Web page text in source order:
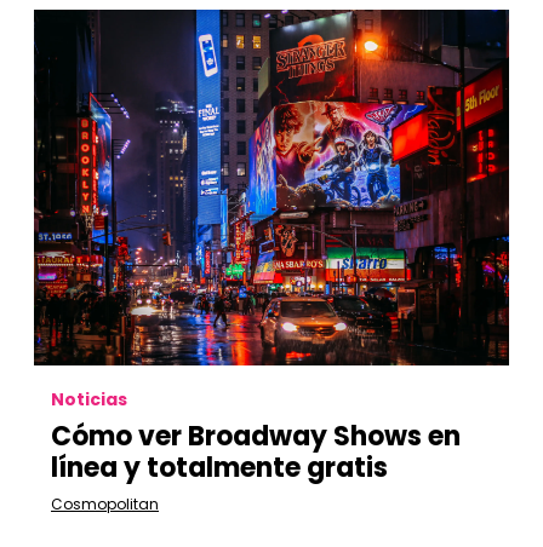
Noticias
Cómo ver Broadway Shows en
línea y totalmente gratis
Cosmopolitan